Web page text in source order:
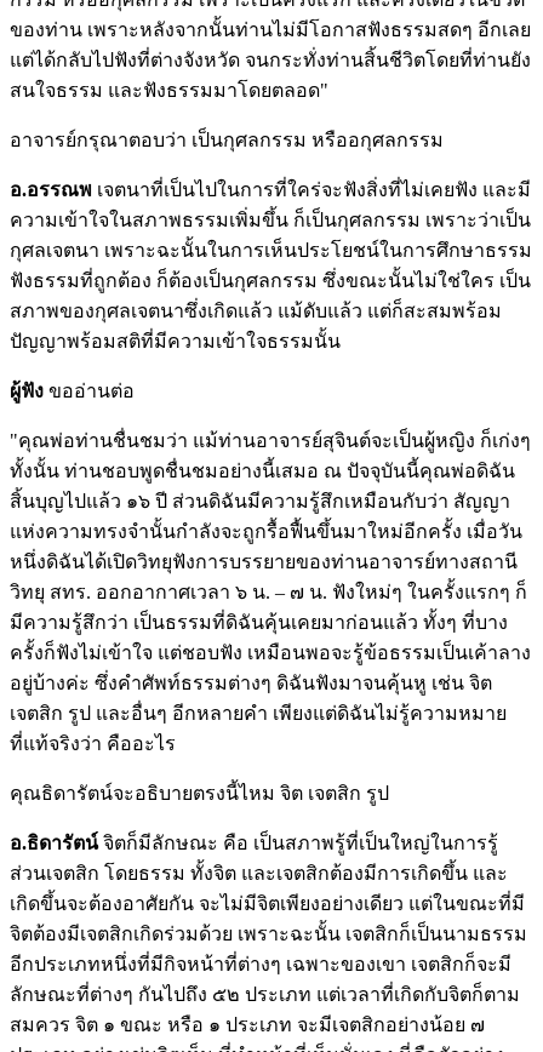
ของท่าน เพราะหลังจากนั้นท่านไม่มีโอกาสฟังธรรมสดๆ อีกเลย
แต่ได้กลับไปฟังที่ต่างจังหวัด จนกระทั่งท่านสิ้นชีวิตโดยที่ท่านยัง
สนใจธรรม และฟังธรรมมาโดยตลอด"
อาจารย์กรุณาตอบว่า เป็นกุศลกรรม หรืออกุศลกรรม
อ.อรรณพ เจตนาที่เป็นไปในการที่ใคร่จะฟังสิ่งที่ไม่เคยฟัง และมี
ความเข้าใจในสภาพธรรมเพิ่มขึ้น ก็เป็นกุศลกรรม เพราะว่าเป็น
กุศลเจตนา เพราะฉะนั้นในการเห็นประโยชน์ในการศึกษาธรรม
ฟังธรรมที่ถูกต้อง ก็ต้องเป็นกุศลกรรม ซึ่งขณะนั้นไม่ใช่ใคร เป็น
สภาพของกุศลเจตนาซึ่งเกิดแล้ว แม้ดับแล้ว แต่ก็สะสมพร้อม
ปัญญาพร้อมสติที่มีความเข้าใจธรรมนั้น
ผู้ฟัง ขออ่านต่อ
"คุณพ่อท่านชื่นชมว่า แม้ท่านอาจารย์สุจินต์จะเป็นผู้หญิง ก็เก่งๆ
ทั้งนั้น ท่านชอบพูดชื่นชมอย่างนี้เสมอ ณ ปัจจุบันนี้คุณพ่อดิฉัน
สิ้นบุญไปแล้ว ๑๖ ปี ส่วนดิฉันมีความรู้สึกเหมือนกับว่า สัญญา
แห่งความทรงจำนั้นกำลังจะถูกรื้อฟื้นขึ้นมาใหม่อีกครั้ง เมื่อวัน
หนึ่งดิฉันได้เปิดวิทยุฟังการบรรยายของท่านอาจารย์ทางสถานี
วิทยุ สทร. ออกอากาศเวลา ๖ น. – ๗ น. ฟังใหม่ๆ ในครั้งแรกๆ ก็
มีความรู้สึกว่า เป็นธรรมที่ดิฉันคุ้นเคยมาก่อนแล้ว ทั้งๆ ที่บาง
ครั้งก็ฟังไม่เข้าใจ แต่ชอบฟัง เหมือนพอจะรู้ข้อธรรมเป็นเค้าลาง
อยู่บ้างค่ะ ซึ่งคำศัพท์ธรรมต่างๆ ดิฉันฟังมาจนคุ้นหู เช่น จิต
เจตสิก รูป และอื่นๆ อีกหลายคำ เพียงแต่ดิฉันไม่รู้ความหมาย
ที่แท้จริงว่า คืออะไร
คุณธิดารัตน์จะอธิบายตรงนี้ไหม จิต เจตสิก รูป
อ.ธิดารัตน์จิตก็มีลักษณะ คือ เป็นสภาพรู้ที่เป็นใหญ่ในการรู้
ส่วนเจตสิก โดยธรรม ทั้งจิต และเจตสิกต้องมีการเกิดขึ้น และ
เกิดขึ้นจะต้องอาศัยกัน จะไม่มีจิตเพียงอย่างเดียว แต่ในขณะที่มี
จิตต้องมีเจตสิกเกิดร่วมด้วย เพราะฉะนั้น เจตสิกก็เป็นนามธรรม
อีกประเภทหนึ่งที่มีกิจหน้าที่ต่างๆ เฉพาะของเขา เจตสิกก็จะมี
ลักษณะที่ต่างๆ กันไปถึง ๕๒ ประเภท แต่เวลาที่เกิดกับจิตก็ตาม
สมควร จิต ๑ ขณะ หรือ ๑ ประเภท จะมีเจตสิกอย่างน้อย ๗